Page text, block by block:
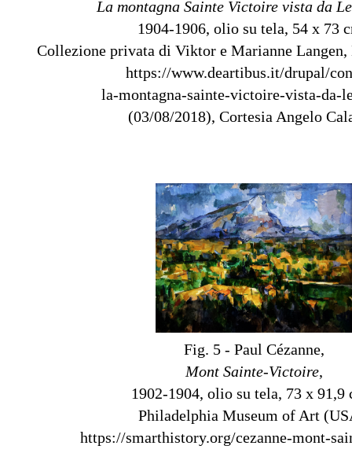
La montagna Sainte Victoire vista da
1904-1906, olio su tela, 54 x 73
Collezione privata di Viktor e Marianne Langen,
https://www.deartibus.it/drupal/
la-montagna-sainte-victoire-vista-da-
(03/08/2018), Cortesia Angelo
Fig. 5 - Paul Cézanne,
Mont Sainte-Victoire,
1902-1904, olio su tela, 73 x 91,9
Philadelphia Museum of Art
https://smarthistory.org/cezanne-mont-